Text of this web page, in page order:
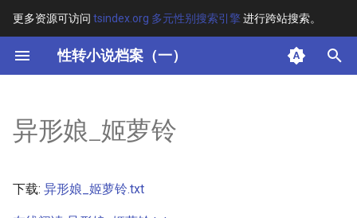
更多资源可访问 tsindex.org 多元性别搜索引擎进行跨站搜索。
性转小说档案（一）
键
开
搜
其他信息 [Processed Page
异形娘_姬萝铃
下载: 异形娘_姬萝铃.txt